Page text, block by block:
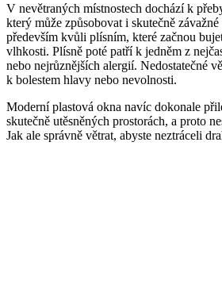
V nevětraných místnostech dochází k
který může způsobovat i skutečně
především kvůli plísním, které začnou
vlhkosti. Plísně poté patří k jedněm z
nebo nejrůznějších alergií. Nedostatečné
k bolestem hlavy nebo nevolnosti.
Moderní plastová okna navíc dokonale
skutečně utěsněných prostorách, a proto
Jak ale správně větrat, abyste neztráceli